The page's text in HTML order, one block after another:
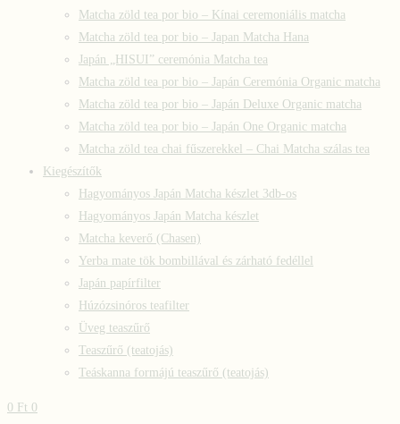
Matcha zöld tea por bio – Kínai ceremoniális matcha
Matcha zöld tea por bio – Japan Matcha Hana
Japán „HISUI” ceremónia Matcha tea
Matcha zöld tea por bio – Japán Ceremónia Organic matcha
Matcha zöld tea por bio – Japán Deluxe Organic matcha
Matcha zöld tea por bio – Japán One Organic matcha
Matcha zöld tea chai fűszerekkel – Chai Matcha szálas tea
Kiegészítők
Hagyományos Japán Matcha készlet 3db-os
Hagyományos Japán Matcha készlet
Matcha keverő (Chasen)
Yerba mate tök bombillával és zárható fedéllel
Japán papírfilter
Húzózsinóros teafilter
Üveg teaszűrő
Teaszűrő (teatojás)
Teáskanna formájú teaszűrő (teatojás)
0 Ft 0